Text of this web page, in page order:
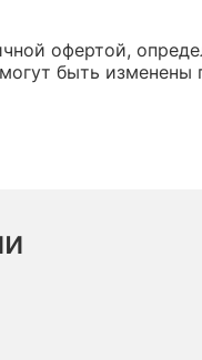
офертой,
быть изменены